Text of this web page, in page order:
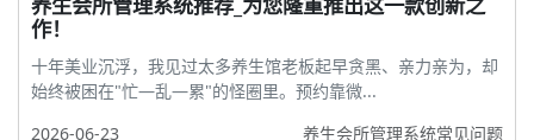
作！
十年美业沉浮，我见过太多养生馆老板起早贪黑、亲力亲为，却
始终被困在"忙—乱—累"的怪圈里。预约靠微...
2026-06-23
养生会所管理系统常见问题